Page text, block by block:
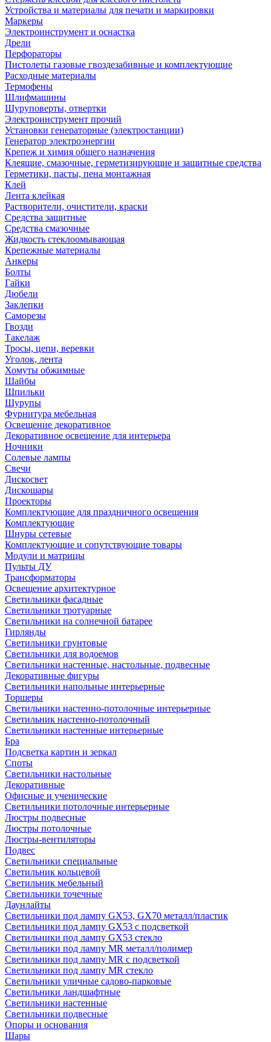
Устройства и материалы для печати и маркировки
Маркеры
Электроинструмент и оснастка
Дрели
Перфораторы
Пистолеты газовые гвоздезабивные и комплектующие
Расходные материалы
Термофены
Шлифмашины
Шуруповерты, отвертки
Электроинструмент прочий
Установки генераторные (электростанции)
Генератор электроэнергии
Крепеж и химия общего назначения
Клеящие, смазочные, герметизирующие и защитные средства
Герметики, пасты, пена монтажная
Клей
Лента клейкая
Растворители, очистители, краски
Средства защитные
Средства смазочные
Жидкость стеклоомывающая
Крепежные материалы
Анкеры
Болты
Гайки
Дюбели
Заклепки
Саморезы
Гвозди
Такелаж
Тросы, цепи, веревки
Уголок, лента
Хомуты обжимные
Шайбы
Шпильки
Шурупы
Фурнитура мебельная
Освещение декоративное
Декоративное освещение для интерьера
Ночники
Солевые лампы
Свечи
Дискосвет
Дискошары
Проекторы
Комплектующие для праздничного освещения
Комплектующие
Шнуры сетевые
Комплектующие и сопутствующие товары
Модули и матрицы
Пульты ДУ
Трансформаторы
Освещение архитектурное
Светильники фасадные
Светильники тротуарные
Светильники на солнечной батарее
Гирлянды
Светильники грунтовые
Светильники для водоемов
Светильники настенные, настольные, подвесные
Декоративные фигуры
Светильники напольные интерьерные
Торшеры
Светильники настенно-потолочные интерьерные
Светильник настенно-потолочный
Светильники настенные интерьерные
Бра
Подсветка картин и зеркал
Споты
Светильники настольные
Декоративные
Офисные и ученические
Светильники потолочные интерьерные
Люстры подвесные
Люстры потолочные
Люстры-вентиляторы
Подвес
Светильники специальные
Светильник кольцевой
Светильник мебельный
Светильники точечные
Даунлайты
Светильники под лампу GX53, GX70 металл/пластик
Светильники под лампу GX53 с подсветкой
Светильники под лампу GX53 стекло
Светильники под лампу MR металл/полимер
Светильники под лампу MR с подсветкой
Светильники под лампу MR стекло
Светильники уличные садово-парковые
Светильники ландшафтные
Светильники настенные
Светильники подвесные
Опоры и основания
Шары